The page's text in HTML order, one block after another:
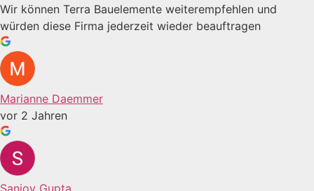
Wir können Terra Bauelemente weiterempfehlen und
würden diese Firma jederzeit wieder beauftragen
Marianne Daemmer
vor 2 Jahren
Sanjoy Gupta